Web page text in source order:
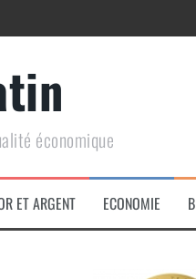
de conquête géopolitique
économique
ET ARGENT ECONOMIE